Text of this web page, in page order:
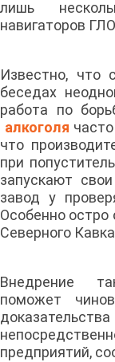
лишь
навигаторов
Известно, что
беседах
работа по
алкоголя
что
при
запускают
завод у
Особенно остро
Северного
Внедрение
поможет
предприятий,